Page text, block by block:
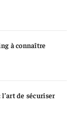
à connaître
de sécuriser